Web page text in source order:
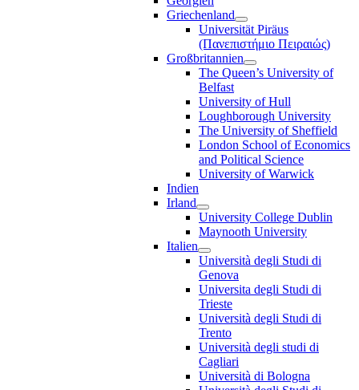
Griechenland
Universität Piräus
(Πανεπιστήμιο Πειραιώς)
Großbritannien
The Queen’s University of
Belfast
University of Hull
Loughborough University
The University of Sheffield
London School of Economics
and Political Science
University of Warwick
Indien
Irland
University College Dublin
Maynooth University
Italien
Università degli Studi di
Genova
Universita degli Studi di
Trieste
Università degli Studi di
Trento
Università degli studi di
Cagliari
Università di Bologna